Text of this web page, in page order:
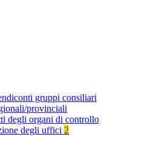
gruppi consiliari
provinciali
degli organi di controllo
degli uffici 2